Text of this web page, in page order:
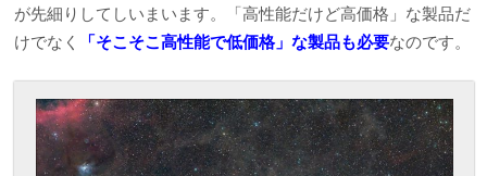
が先細りしてしいまいます。「高性能だけど高価格」な製品だ
けでなく
「そこそこ高性能で低価格」な製品も必要なのです。